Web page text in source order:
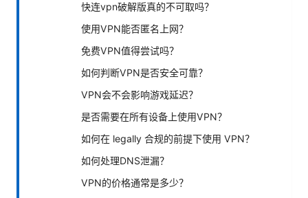
快连vpn破解版真的不可取吗？
使用VPN能否匿名上网？
免费VPN值得尝试吗？
如何判断VPN是否安全可靠？
VPN会不会影响游戏延迟？
是否需要在所有设备上使用VPN？
如何在 legally 合规的前提下使用 VPN？
如何处理DNS泄漏？
VPN的价格通常是多少？